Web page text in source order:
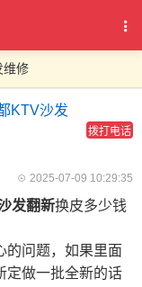
维修
KTV沙发
拨打电话
2025-07-09 10:29:35
发翻新换皮多少钱
的问题，如果里面
定做一批全新的话